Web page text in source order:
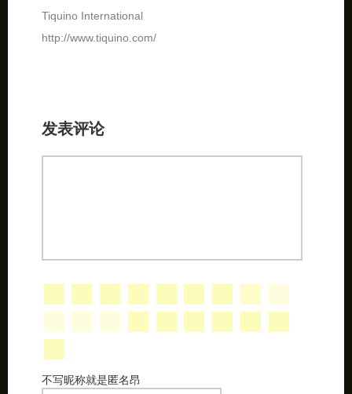
Tiquino International
http://www.tiquino.com/
发表评论
不写昵称就是匿名昂